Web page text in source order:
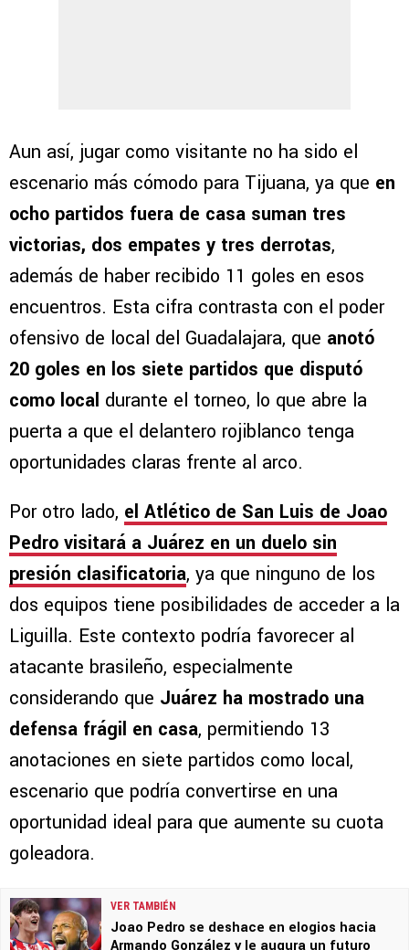
Aun así, jugar como visitante no ha sido el
escenario más cómodo para Tijuana, ya que en
ocho partidos fuera de casa suman tres
victorias, dos empates y tres derrotas,
además de haber recibido 11 goles en esos
encuentros. Esta cifra contrasta con el poder
ofensivo de local del Guadalajara, que anotó
20 goles en los siete partidos que disputó
como local durante el torneo, lo que abre la
puerta a que el delantero rojiblanco tenga
oportunidades claras frente al arco.
Por otro lado, el Atlético de San Luis de Joao
Pedro visitará a Juárez en un duelo sin
presión clasificatoria, ya que ninguno de los
dos equipos tiene posibilidades de acceder a la
Liguilla. Este contexto podría favorecer al
atacante brasileño, especialmente
considerando que Juárez ha mostrado una
defensa frágil en casa, permitiendo 13
anotaciones en siete partidos como local,
escenario que podría convertirse en una
oportunidad ideal para que aumente su cuota
goleadora.
VER TAMBIÉN
Joao Pedro se deshace en elogios hacia
Armando González y le augura un futuro